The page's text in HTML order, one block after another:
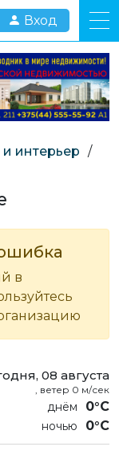
Вход
интерьер /
в
08 августа
, ветер 0 м/сек
0°C
0°C